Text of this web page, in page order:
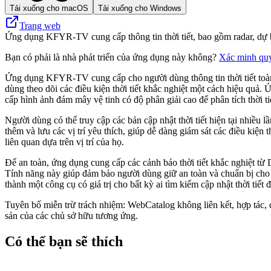
Tải xuống cho macOS Tải xuống cho Windows
Trang web
Ứng dụng KFYR-TV cung cấp thông tin thời tiết, bao gồm radar,
Bạn có phải là nhà phát triển của ứng dụng này không? Xác minh
Ứng dụng KFYR-TV cung cấp cho người dùng thông tin thời tiết
dùng theo dõi các điều kiện thời tiết khắc nghiệt một cách hiệu
cấp hình ảnh đám mây vệ tinh có độ phân giải cao để phân tích thời
Người dùng có thể truy cập các bản cập nhật thời tiết hiện tại nhiều
thêm và lưu các vị trí yêu thích, giúp dễ dàng giám sát các điều
liên quan dựa trên vị trí của họ.
Để an toàn, ứng dụng cung cấp các cảnh báo thời tiết khắc nghiệt
Tính năng này giúp đảm bảo người dùng giữ an toàn và chuẩn bị
thành một công cụ có giá trị cho bất kỳ ai tìm kiếm cập nhật thời tiết
Tuyên bố miễn trừ trách nhiệm: WebCatalog không liên kết, hợp
sản của các chủ sở hữu tương ứng.
Có thể bạn sẽ thích